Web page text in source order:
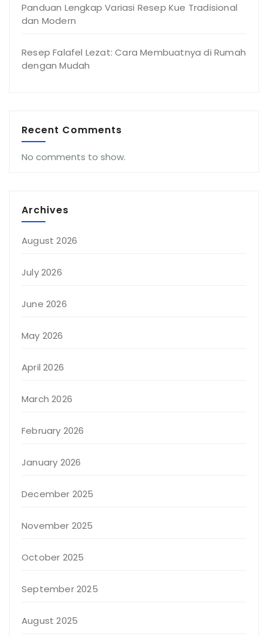
Panduan Lengkap Variasi Resep Kue Tradisional
dan Modern
Resep Falafel Lezat: Cara Membuatnya di Rumah
dengan Mudah
Recent Comments
No comments to show.
Archives
August 2026
July 2026
June 2026
May 2026
April 2026
March 2026
February 2026
January 2026
December 2025
November 2025
October 2025
September 2025
August 2025